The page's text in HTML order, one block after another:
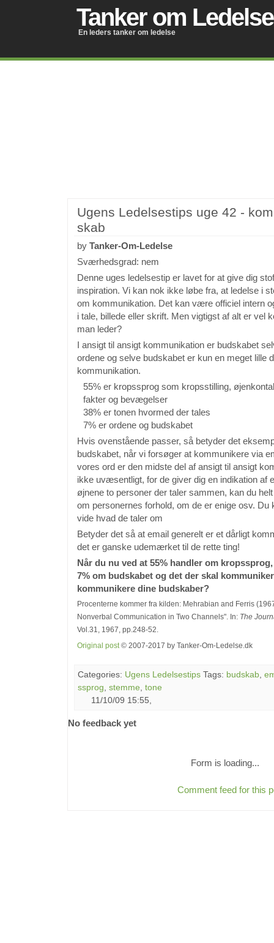
Tanker om Ledelse
En leders tanker om ledelse
Ugens Ledelsestips uge 42 -
skab
by Tanker-Om-Ledelse
Sværhedsgrad: nem
Denne uges ledelsestip er lavet for at give dig
inspiration. Vi kan nok ikke løbe fra, at ledelse i
om kommunikation. Det kan være officiel intern
i tale, billede eller skrift. Men vigtigst af alt er vel
man leder?
I ansigt til ansigt kommunikation er budskabet
ordene og selve budskabet er kun en meget lille
kommunikation.
55% er kropssprog som kropsstilling,
fakter og bevægelser
38% er tonen hvormed der tales
7% er ordene og budskabet
Hvis ovenstående passer, så betyder det
budskabet, når vi forsøger at kommunikere via
vores ord er den midste del af ansigt til ansigt
ikke uvæsentligt, for de giver dig en indikation af
øjnene to personer der taler sammen, kan du
om personernes forhold, om de er enige osv. Du
vide hvad de taler om
Betyder det så at email generelt er et dårligt
det er ganske udemærket til de rette ting!
Når du nu ved at 55% handler om
7% om budskabet og det der skal
kommunikere dine budskaber?
Procenterne kommer fra kilden: Mehrabian and Ferris
Nonverbal Communication in Two Channels". In: The
Vol.31, 1967, pp.248-52.
Original post© 2007-2017 by Tanker-Om-Ledelse.dk
Categories: Ugens Ledelsestips Tags: budskab
ssprog stemme tone
11/10/09 15:55,
No feedback yet
Form is loading...
Comment feed for this